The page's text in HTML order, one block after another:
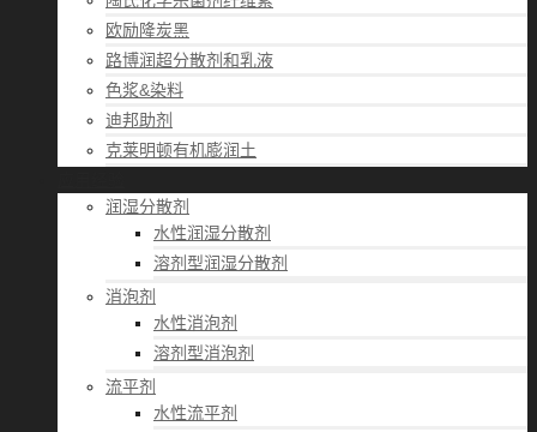
欧励隆炭黑
路博润超分散剂和乳液
色浆&染料
迪邦助剂
克莱明顿有机膨润土
润湿分散剂
水性润湿分散剂
溶剂型润湿分散剂
消泡剂
水性消泡剂
溶剂型消泡剂
流平剂
水性流平剂